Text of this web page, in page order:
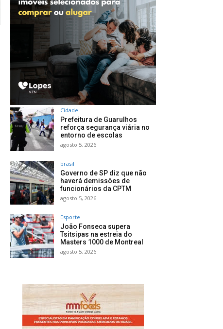
Cidade
Prefeitura de Guarulhos
reforça segurança viária no
entorno de escolas
agosto 5, 2026
brasil
Governo de SP diz que não
haverá demissões de
funcionários da CPTM
agosto 5, 2026
Esporte
João Fonseca supera
Tsitsipas na estreia do
Masters 1000 de Montreal
agosto 5, 2026